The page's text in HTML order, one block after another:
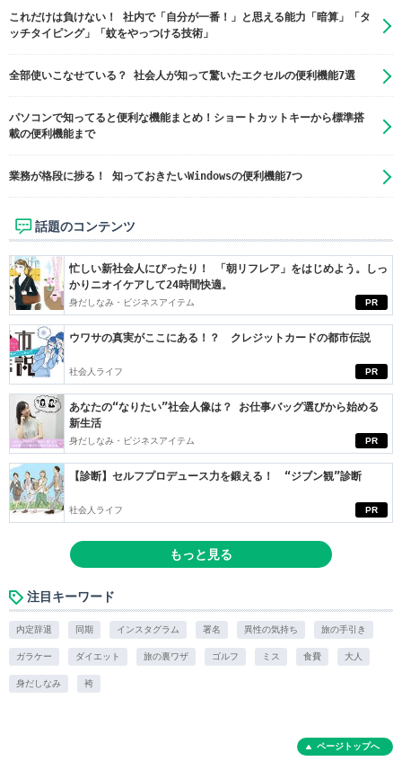
これだけは負けない！ 社内で「自分が一番！」と思える能力「暗算」「タ
ッチタイピング」「蚊をやっつける技術」
全部使いこなせている？ 社会人が知って驚いたエクセルの便利機能7選
パソコンで知ってると便利な機能まとめ！ショートカットキーから標準搭
載の便利機能まで
業務が格段に捗る！ 知っておきたいWindowsの便利機能7つ
話題のコンテンツ
PR
忙しい新社会人にぴったり！ 「朝リフレア」をはじめよう。しっ
かりニオイケアして24時間快適。
身だしなみ・ビジネスアイテム
PR
ウワサの真実がここにある！？ クレジットカードの都市伝説
社会人ライフ
PR
あなたの“なりたい”社会人像は？ お仕事バッグ選びから始める
新生活
身だしなみ・ビジネスアイテム
PR
【診断】セルフプロデュース力を鍛える！ “ジブン観”診断
社会人ライフ
もっと見る
注目キーワード
内定辞退 同期 インスタグラム 署名 異性の気持ち 旅の手引き
ガラケー ダイエット 旅の裏ワザ ゴルフ ミス 食費 大人
身だしなみ 袴
ページトップへ